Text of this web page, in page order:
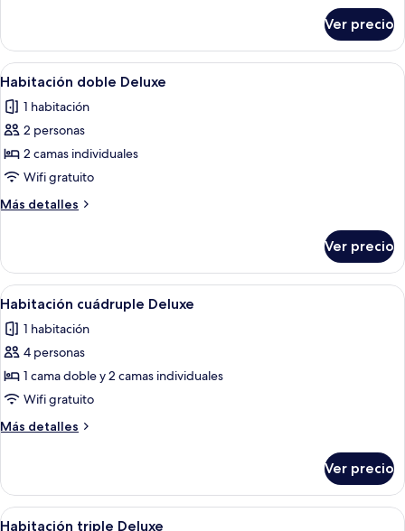
cuádruple
básica
Ver precio
Abrir
todas
las
fotos
de
Habitación
doble
Deluxe
Un dormitorio con literas, un
10
Habitación doble Deluxe
1 habitación
2 personas
2 camas individuales
Wifi gratuito
Más detalles
Más
doble
Deluxe
Ver precio
Abrir
todas
las
fotos
de
Habitación
cuádruple
Deluxe
Insonorización, tabla de planchar
9
Habitación cuádruple Deluxe
1 habitación
4 personas
1 cama doble y 2 camas individuales
Wifi gratuito
Más detalles
Más
cuádruple
Deluxe
Ver precio
Abrir
Una habitación acogedora con una
8
Habitación triple Deluxe